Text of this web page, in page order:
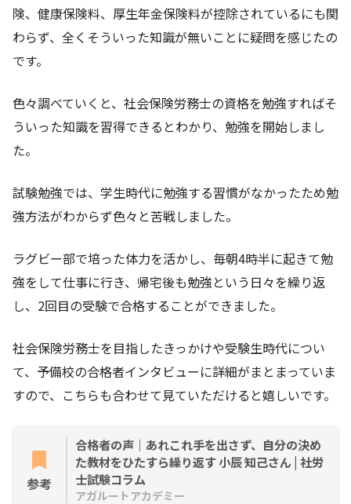
険、健康保険料、厚生年金保険料が控除されているにも関
わらず、全くそういった知識が無いことに疑問を感じたの
です。
色々調べていくと、社会保険労務士の資格を勉強すればそ
ういった知識を習得できるとわかり、勉強を開始しまし
た。
試験勉強では、学生時代に勉強する習慣がなかったため勉
強方法がわからず色々と苦戦しました。
ラグビー部で培った体力を活かし、毎朝4時半に起きて勉
強をして仕事に行き、帰宅後も勉強という日々を繰り返
し、2回目の受験で合格することができました。
社会保険労務士を目指したきっかけや受験生時代につい
て、予備校の合格者インタビューに詳細がまとまっていま
すので、こちらも合わせて見ていただけると嬉しいです。
参考
合格者の声｜あれこれ手を出さず、自分の決め
た教材をひたすら繰り返す 小辰 知己さん | 社労
士試験コラム
アガルートアカデミー